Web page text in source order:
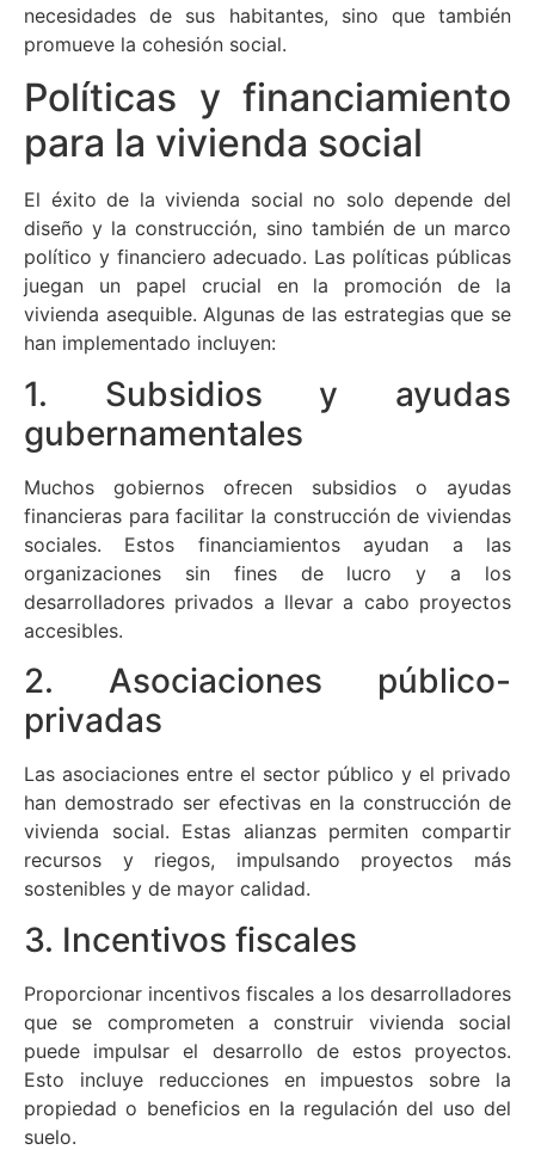
necesidades de sus habitantes, sino que también
promueve la cohesión social.
Políticas y financiamiento
para la vivienda social
El éxito de la vivienda social no solo depende del
diseño y la construcción, sino también de un marco
político y financiero adecuado. Las políticas públicas
juegan un papel crucial en la promoción de la
vivienda asequible. Algunas de las estrategias que se
han implementado incluyen:
1. Subsidios y ayudas
gubernamentales
Muchos gobiernos ofrecen subsidios o ayudas
financieras para facilitar la construcción de viviendas
sociales. Estos financiamientos ayudan a las
organizaciones sin fines de lucro y a los
desarrolladores privados a llevar a cabo proyectos
accesibles.
2. Asociaciones público-
privadas
Las asociaciones entre el sector público y el privado
han demostrado ser efectivas en la construcción de
vivienda social. Estas alianzas permiten compartir
recursos y riegos, impulsando proyectos más
sostenibles y de mayor calidad.
3. Incentivos fiscales
Proporcionar incentivos fiscales a los desarrolladores
que se comprometen a construir vivienda social
puede impulsar el desarrollo de estos proyectos.
Esto incluye reducciones en impuestos sobre la
propiedad o beneficios en la regulación del uso del
suelo.